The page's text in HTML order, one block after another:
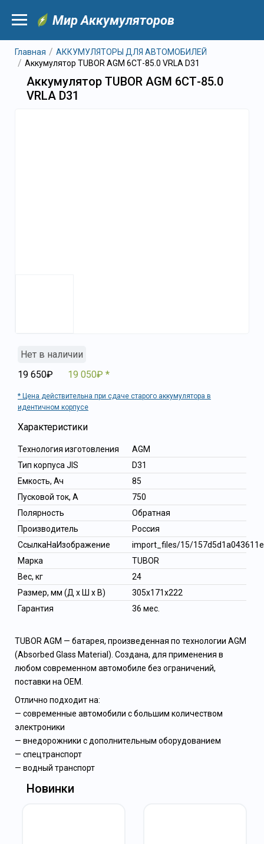
Мир Аккумуляторов
Главная
АККУМУЛЯТОРЫ ДЛЯ АВТОМОБИЛЕЙ
Аккумулятор TUBOR AGM 6СТ-85.0 VRLA D31
Аккумулятор TUBOR AGM 6СТ-85.0
VRLA D31
Нет в наличии
19 650₽
19 050₽
Цена действительна при сдаче старого аккумулятора в
идентичном корпусе
Характеристики
Технология изготовления
AGM
Тип корпуса JIS
D31
Емкость, Ач
85
Пусковой ток, А
750
Полярность
Обратная
Производитель
Россия
СсылкаНаИзображение
import_files/15/
Марка
TUBOR
Вес, кг
24
Размер, мм (Д x Ш x В)
305х171х222
Гарантия
36 мес.
TUBOR AGM — батарея, произведенная по технологии AGM
(Absorbed Glass Material). Создана, для применения в
любом современном автомобиле без ограничений,
поставки на ОЕМ.
Отлично подходит на:
— современные автомобили с большим количеством
электроники
— внедорожники с дополнительным оборудованием
— спецтранспорт
— водный транспорт
Новинки